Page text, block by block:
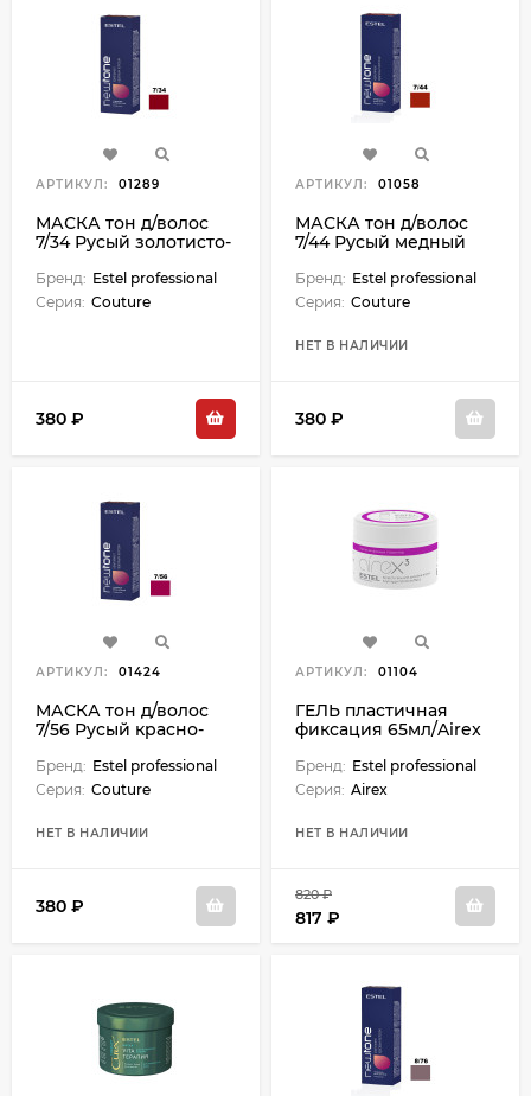
АРТИКУЛ: 01289
МАСКА тон д/волос
7/34 Русый золотисто-
Бренд: Estel professional
Серия: Couture
380 ₽
АРТИКУЛ: 01058
МАСКА тон д/волос
7/44 Русый медный
Бренд: Estel professional
Серия: Couture
НЕТ В НАЛИЧИИ
380 ₽
АРТИКУЛ: 01424
МАСКА тон д/волос
7/56 Русый красно-
Бренд: Estel professional
Серия: Couture
НЕТ В НАЛИЧИИ
380 ₽
АРТИКУЛ: 01104
ГЕЛЬ пластичная
фиксация 65мл/Airex
Бренд: Estel professional
Серия: Airex
НЕТ В НАЛИЧИИ
820 ₽
817 ₽